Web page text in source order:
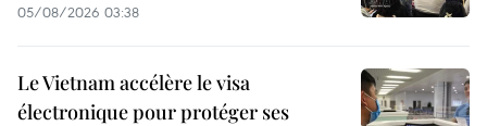
05/08/2026 03:38
Le Vietnam accélère le visa
électronique pour protéger ses